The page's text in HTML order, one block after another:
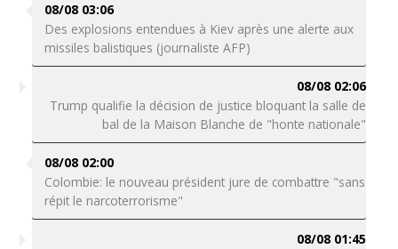
08/08 03:06
Des explosions entendues à Kiev après une alerte aux
missiles balistiques (journaliste AFP)
08/08 02:06
Trump qualifie la décision de justice bloquant la salle de
bal de la Maison Blanche de "honte nationale"
08/08 02:00
Colombie: le nouveau président jure de combattre "sans
répit le narcoterrorisme"
08/08 01:45